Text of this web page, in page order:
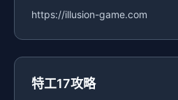
https://illusion-game.com
特工17攻略